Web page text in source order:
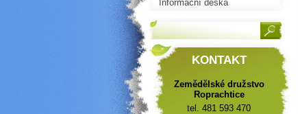
Informační deska
KONTAKT
Zemědělské družstvo
Roprachtice
tel. 481 593 470